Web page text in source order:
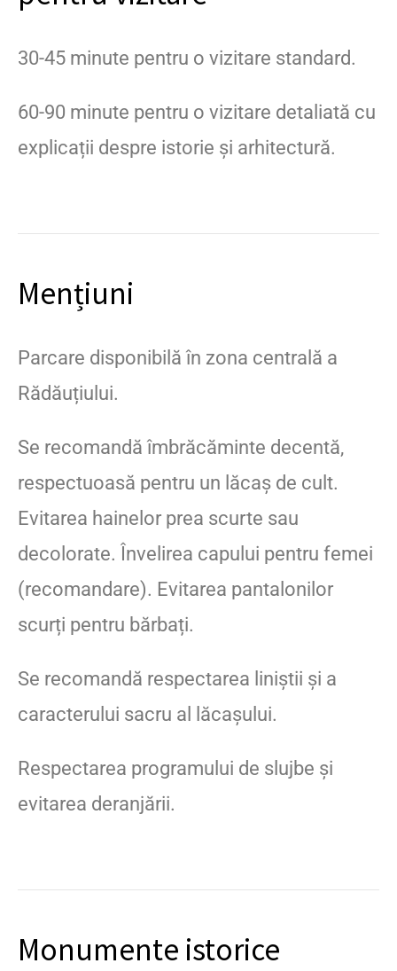
30-45 minute pentru o vizitare standard.
60-90 minute pentru o vizitare detaliată cu
explicații despre istorie și arhitectură.
Mențiuni
Parcare disponibilă în zona centrală a
Rădăuțiului.
Se recomandă îmbrăcăminte decentă,
respectuoasă pentru un lăcaș de cult.
Evitarea hainelor prea scurte sau
decolorate. Învelirea capului pentru femei
(recomandare). Evitarea pantalonilor
scurți pentru bărbați.
Se recomandă respectarea liniștii și a
caracterului sacru al lăcașului.
Respectarea programului de slujbe și
evitarea deranjării.
Monumente istorice